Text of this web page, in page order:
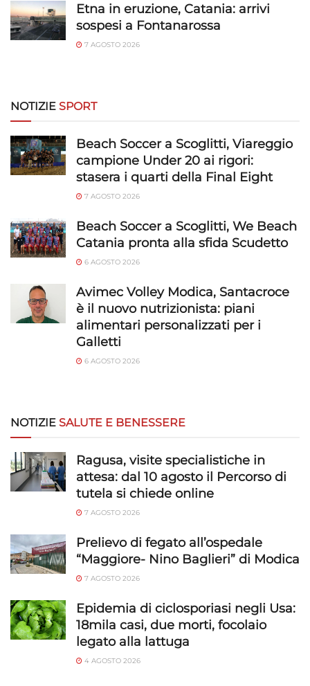
Etna in eruzione, Catania: arrivi
sospesi a Fontanarossa
7 AGOSTO 2026
NOTIZIE SPORT
Beach Soccer a Scoglitti, Viareggio
campione Under 20 ai rigori:
stasera i quarti della Final Eight
7 AGOSTO 2026
Beach Soccer a Scoglitti, We Beach
Catania pronta alla sfida Scudetto
6 AGOSTO 2026
Avimec Volley Modica, Santacroce
è il nuovo nutrizionista: piani
alimentari personalizzati per i
Galletti
6 AGOSTO 2026
NOTIZIE SALUTE E BENESSERE
Ragusa, visite specialistiche in
attesa: dal 10 agosto il Percorso di
tutela si chiede online
7 AGOSTO 2026
Prelievo di fegato all’ospedale
“Maggiore- Nino Baglieri” di Modica
7 AGOSTO 2026
Epidemia di ciclosporiasi negli Usa:
18mila casi, due morti, focolaio
legato alla lattuga
4 AGOSTO 2026